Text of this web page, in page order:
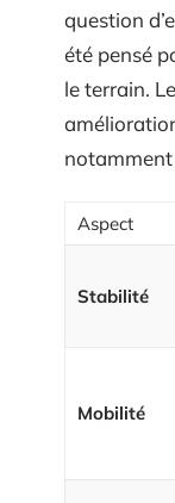
question
été pensé
le terrain.
notamment
Aspect
Stabilité
Mobilité